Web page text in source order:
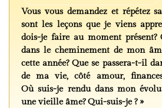
Vous vous demandez et répétez
sont les leçons que je viens
dois-je faire au moment présent?
dans le cheminement de mon
cette année? Que se passera-t-il
de ma vie, côté amour,
Où suis-je rendu dans mon
une vieille âme? Qui-suis-je ? »